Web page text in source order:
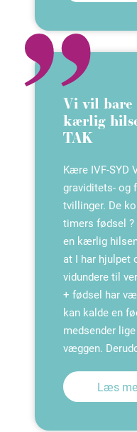
Vi vil bare
kærlig
TAK
Kære IVF-SYD
graviditets- og
tvillinger. De
timers fødsel ?
en kærlig
at I har hjulpet
vidundere til
+ fødsel har
kan kalde en
medsender
væggen.
Læs